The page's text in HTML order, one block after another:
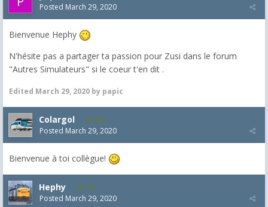
Posted March 29, 2020
Bienvenue Hephy
N'hésite pas a partager ta passion pour Zusi dans le forum
"Autres Simulateurs" si le coeur t'en dit .
Edited March 29, 2020 by papic
Colargol 408
Posted March 29, 2020
Bienvenue à toi collègue!
Hephy 162
Posted March 29, 2020